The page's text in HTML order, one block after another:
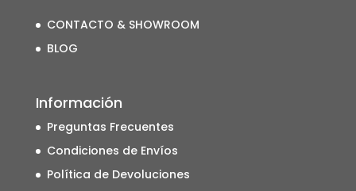
CONTACTO & SHOWROOM
BLOG
Información
Preguntas Frecuentes
Condiciones de Envíos
Política de Devoluciones